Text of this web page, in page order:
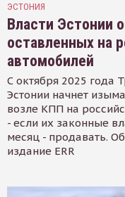
ЭСТОНИЯ
Власти Эстонии
оставленных на
автомобилей
С октября 2025 года
Эстонии начнет
возле КПП на
- если их законные
месяц - продавать.
издание ERR